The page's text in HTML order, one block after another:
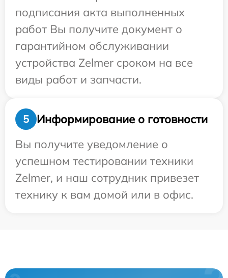
подписания акта выполненных
работ Вы получите документ о
гарантийном обслуживании
устройства Zelmer сроком на все
виды работ и запчасти.
5
Информирование о готовности
Вы получите уведомление о
успешном тестировании техники
Zelmer, и наш сотрудник привезет
технику к вам домой или в офис.